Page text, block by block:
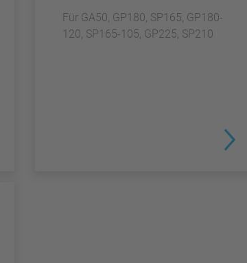
Für GA50, GP180, SP165, GP180-
120, SP165-105, GP225, SP210